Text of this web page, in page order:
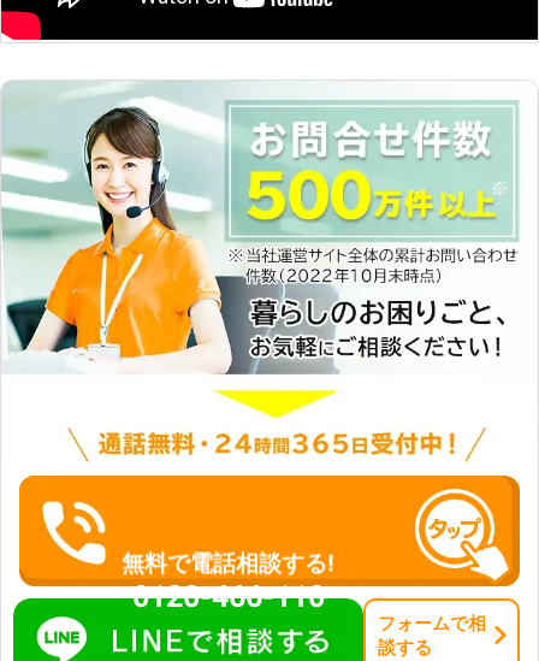
無料で電話相談する!
0120-466-110
フォームで相
談する